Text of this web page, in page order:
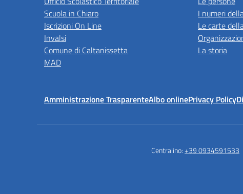
Scuola in Chiaro
Iscrizioni On Line
Invalsi
Comune di Caltanissetta
MAD
I numeri
Le carte
La storia
Amministrazione TrasparenteAlbo onlinePrivacy Policy
Centralino:+39 0934591533